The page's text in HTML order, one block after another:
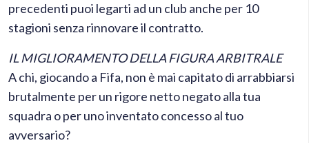
precedenti puoi legarti ad un club anche per 10
stagioni senza rinnovare il contratto.
IL MIGLIORAMENTO DELLA FIGURA ARBITRALE
A chi, giocando a Fifa, non è mai capitato di arrabbiarsi
brutalmente per un rigore netto negato alla tua
squadra o per uno inventato concesso al tuo
avversario?